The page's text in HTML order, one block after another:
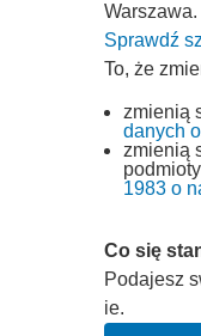
Warszawa.
Sprawdź
To, że
zmienią
danych
zmienią
1983 o
Co się
Podajesz
ie.